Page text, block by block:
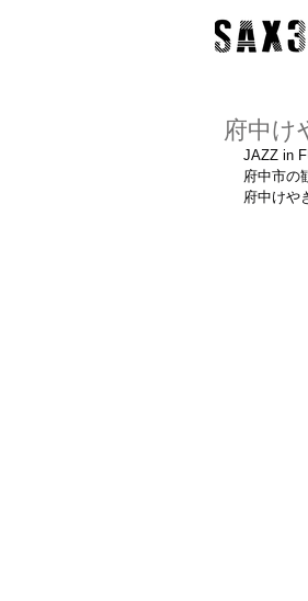
府中け
JAZZ in
府中市の
府中けや